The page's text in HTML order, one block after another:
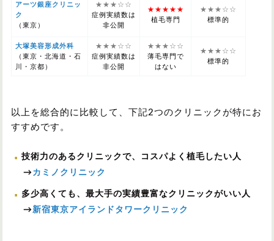
アーツ銀座クリニッ
ク
（東京）
★★★☆☆
症例実績数は
非公開
★★★★★
植毛専門
★★★☆☆
標準的
大塚美容形成外科
（東京・北海道・石
川・京都）
★★★☆☆
症例実績数は
非公開
★★★☆☆
薄毛専門で
はない
★★★☆☆
標準的
以上を総合的に比較して、下記2つのクリニックが特にお
すすめです。
技術力のあるクリニックで、コスパよく植毛したい人
→カミノクリニック
多少高くても、最大手の実績豊富なクリニックがいい人
→新宿東京アイランドタワークリニック